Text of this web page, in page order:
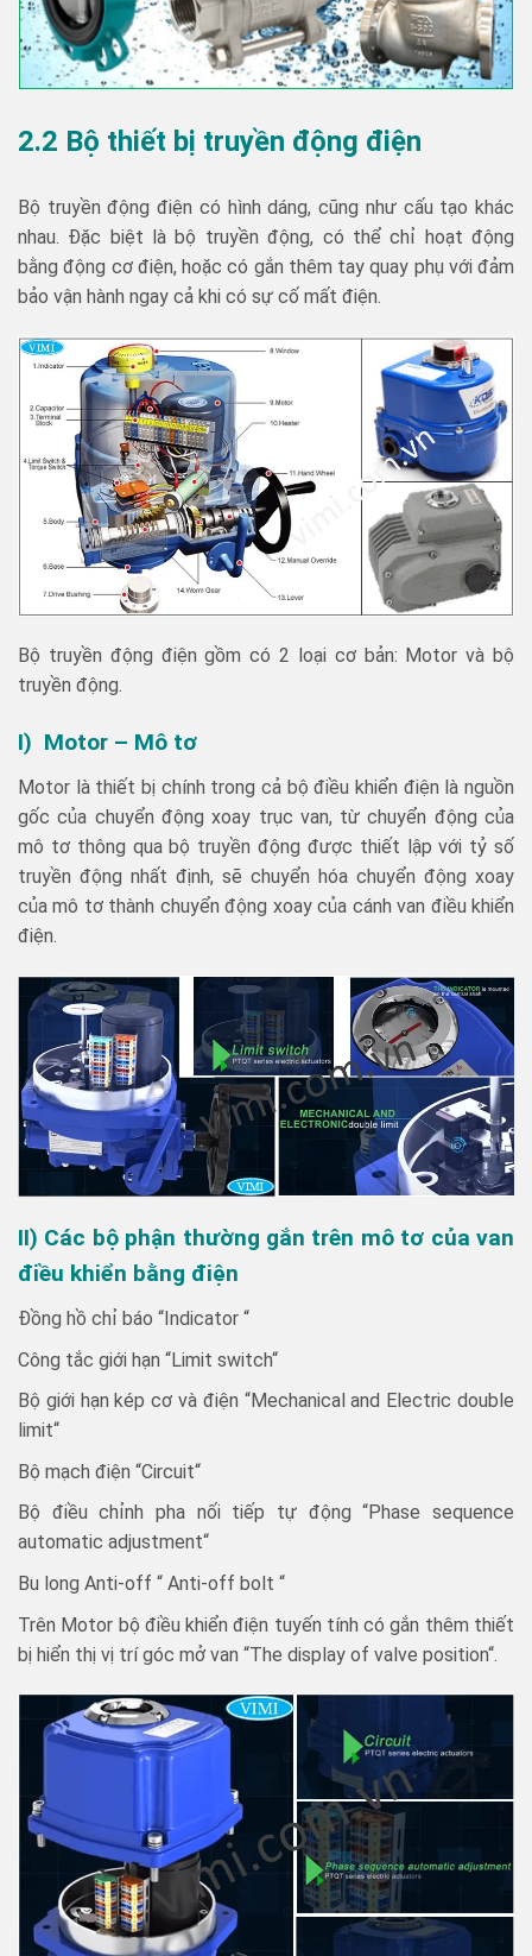
2.2 Bộ thiết bị truyền động điện
Bộ truyền động điện có hình dáng, cũng như cấu tạo khác
nhau. Đặc biệt là bộ truyền động, có thể chỉ hoạt động
bằng động cơ điện, hoặc có gắn thêm tay quay phụ với đảm
bảo vận hành ngay cả khi có sự cố mất điện.
Bộ truyền động điện gồm có 2 loại cơ bản: Motor và bộ
truyền động.
I) Motor – Mô tơ
Motor là thiết bị chính trong cả bộ điều khiển điện là nguồn
gốc của chuyển động xoay trục van, từ chuyển động của
mô tơ thông qua bộ truyền động được thiết lập với tỷ số
truyền động nhất định, sẽ chuyển hóa chuyển động xoay
của mô tơ thành chuyển động xoay của cánh van điều khiển
điện.
II) Các bộ phận thường gắn trên mô tơ của van
điều khiển bằng điện
Đồng hồ chỉ báo “Indicator “
Công tắc giới hạn “Limit switch“
Bộ giới hạn kép cơ và điện “Mechanical and Electric double
limit“
Bộ mạch điện “Circuit“
Bộ điều chỉnh pha nối tiếp tự động “Phase sequence
automatic adjustment“
Bu long Anti-off “ Anti-off bolt “
Trên Motor bộ điều khiển điện tuyến tính có gắn thêm thiết
bị hiển thị vị trí góc mở van “The display of valve position“.